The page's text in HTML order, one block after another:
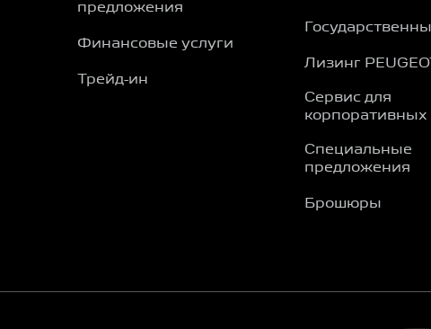
предложения
Финансовые услуги
Трейд-ин
Лизинг
Сервис для
корпоративных
Специальные
предложения
Брошюры